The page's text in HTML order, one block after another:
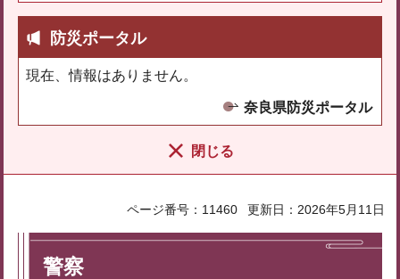
防災ポータル
現在、情報はありません。
奈良県防災ポータル
閉じる
ページ番号：11460 更新日：2026年5月11日
警察